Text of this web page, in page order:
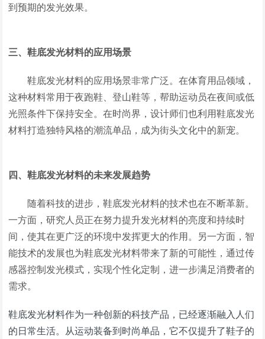
到预期的发光效果。
三、鞋底发光材料的应用场景
鞋底发光材料的应用场景非常广泛。在体育用品领域，
这种材料常用于夜跑鞋、登山鞋等，帮助运动员在夜间或低
光照条件下保持安全。在时尚界，设计师们也利用鞋底发光
材料打造独特风格的潮流单品，成为街头文化中的新宠。
四、鞋底发光材料的未来发展趋势
随着科技的进步，鞋底发光材料的技术也在不断革新。
一方面，研究人员正在努力提升发光材料的亮度和持续时
间，使其在更广泛的环境中发挥更大的作用。另一方面，智
能技术的发展也为鞋底发光材料带来了新的可能性，通过传
感器控制发光模式，实现个性化定制，进一步满足消费者的
需求。
鞋底发光材料作为一种创新的科技产品，已经逐渐融入人们
的日常生活。从运动装备到时尚单品，它不仅提升了鞋子的